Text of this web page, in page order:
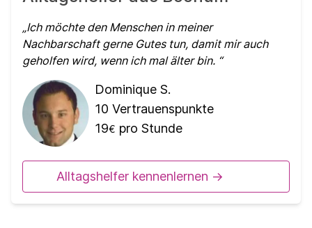
Ich möchte den Menschen in meiner
Nachbarschaft gerne Gutes tun, damit mir auch
geholfen wird, wenn ich mal älter bin.
Dominique S.
10 Vertrauenspunkte
19€ pro Stunde
Alltagshelfer kennenlernen ->